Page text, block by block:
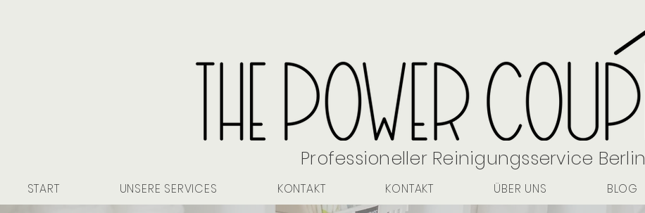
Professioneller Reinigungsservice Berlin
START UNSERE SERVICES KONTAKT KONTAKT ÜBER UNS BLOG